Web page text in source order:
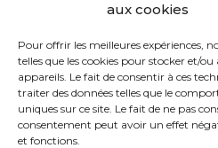
aux cookies
Pour offrir les meilleures expériences,
telles que les cookies pour stocker et/
appareils. Le fait de consentir à ces
traiter des données telles que le
uniques sur ce site. Le fait de ne pas
consentement peut avoir un effet
et fonctions.
vers
la
tranquillité
d’esprit